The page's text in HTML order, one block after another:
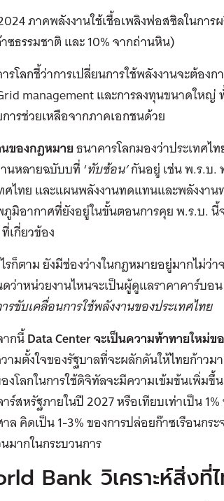
ภาคพลังงานใช้เชื้อเพลิงฟอสซิลในกา
ซธรรมชาติ และ 10% จากถ่านหิน)
รโลกชี้ว่าการเปลี่ยนการใช้พลังงานจะต้อง
management และการลงทุนขนาดให
ารช่วยเหลือจากภาคเอกชนด้วย
ของกฎหมายธนาคารโลกมองว่าประเทศ
นหลายฉบับบที่ ‘ทับซ้อน’กันอยู่ เช่น พ.ร.บ
ศไทย และแผนพลังงานทดแทนและพลังงา
มิอากาศที่ยังอยู่ในขั้นตอนการคุย พ.ร.บ.
เกี่ยวข้อง
รก็ตาม ยังมีช่องว่างในกฎหมายอยู่มากไม่
ว่าหน่วยงานไหนจะเป็นผู้ดูแลราคาคาร์บอ
รขับเคลื่อนการใช้พลังงานของประเทศไทย
กนี้Data Centerจะเป็นความท้าทายใหม่
ามตั้งใจของรัฐบาลที่จะผลักดันให้ไทยก้าว
งโลกในการใช้ดิจิทัลจะมีความเข้มข้นเพิ่ม
ร์สหรัฐภายในปี 2027 หรือเทียบเท่าเป็น
ล คิดเป็น 1-3% ของการปล่อยก๊าซเรือนก
มากในกระบวนการ
Bank วิเคราะห์สิ่งที่